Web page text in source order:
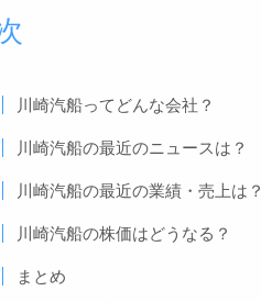
川崎汽船ってどんな会社？
川崎汽船の最近のニュースは？
川崎汽船の最近の業績・売上は？
川崎汽船の株価はどうなる？
まとめ